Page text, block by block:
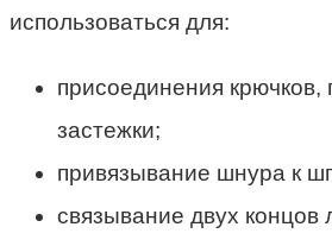
использоваться для:
присоединения крючков,
застежки;
привязывание шнура к
связывание двух концов